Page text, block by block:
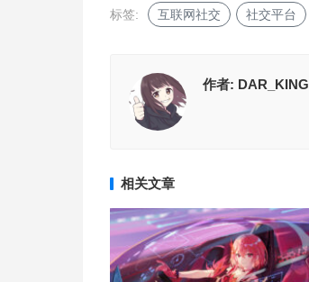
标签: 互联网社交 社交平台
作者: DAR_KING
相关文章